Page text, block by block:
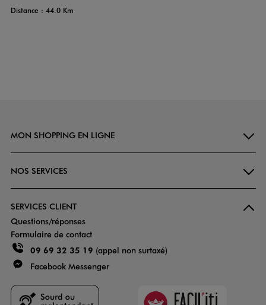
Distance : 44.0 Km
MON SHOPPING EN LIGNE
NOS SERVICES
SERVICES CLIENT
Questions/réponses
Formulaire de contact
09 69 32 35 19 (appel non surtaxé)
Facebook Messenger
Faciliti